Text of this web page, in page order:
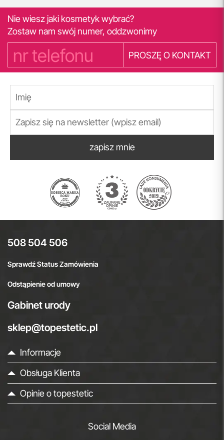
Nie wiesz jaki kosmetyk wybrać?
Zostaw nam swój numer, oddzwonimy
PROSZĘ O KONTAKT
zapisz mnie
508 504 506
Sprawdź Status Zamówienia
Odstąpienie od umowy
Gabinet urody
sklep@topestetic.pl
Informacje
Obsługa Klienta
Opinie o topestetic
Social Media